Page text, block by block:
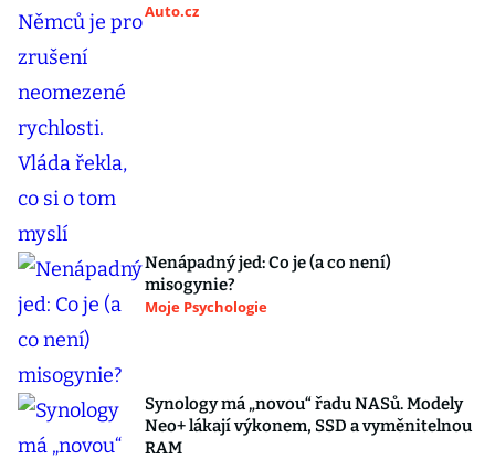
Auto.cz
Nenápadný jed: Co je (a co není)
misogynie?
Moje Psychologie
Synology má „novou“ řadu NASů. Modely
Neo+ lákají výkonem, SSD a vyměnitelnou
RAM